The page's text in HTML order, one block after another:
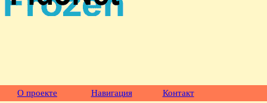
О проекте Навигация Контакт